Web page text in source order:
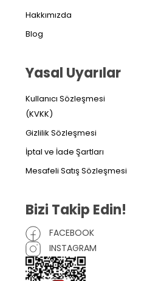
Hakkımızda
Blog
Yasal Uyarılar
Kullanıcı Sözleşmesi
(KVKK)
Gizlilik Sözleşmesi
İptal ve İade Şartları
Mesafeli Satış Sözleşmesi
Bizi Takip Edin!
FACEBOOK
INSTAGRAM